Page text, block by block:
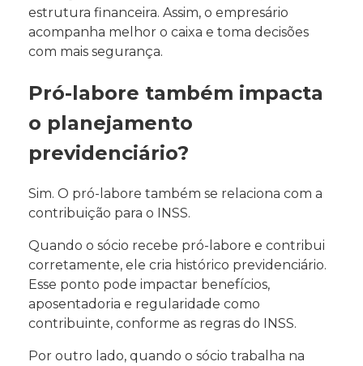
estrutura financeira. Assim, o empresário
acompanha melhor o caixa e toma decisões
com mais segurança.
Pró-labore também impacta
o planejamento
previdenciário?
Sim. O pró-labore também se relaciona com a
contribuição para o INSS.
Quando o sócio recebe pró-labore e contribui
corretamente, ele cria histórico previdenciário.
Esse ponto pode impactar benefícios,
aposentadoria e regularidade como
contribuinte, conforme as regras do INSS.
Por outro lado, quando o sócio trabalha na